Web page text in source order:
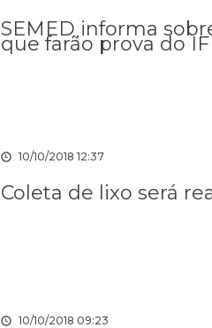
SEMED informa
que farão prova do
10/10/2018 12:37
Coleta de lixo será
10/10/2018 09:23